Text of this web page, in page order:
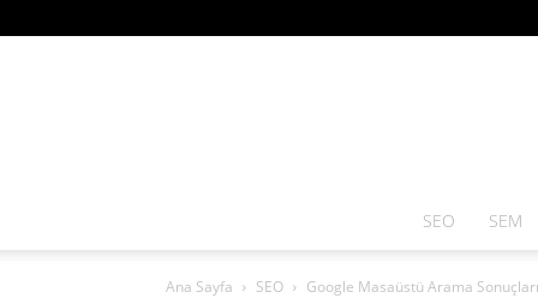
SEO SEM
Ana Sayfa SEO Google Masaüstü Arama